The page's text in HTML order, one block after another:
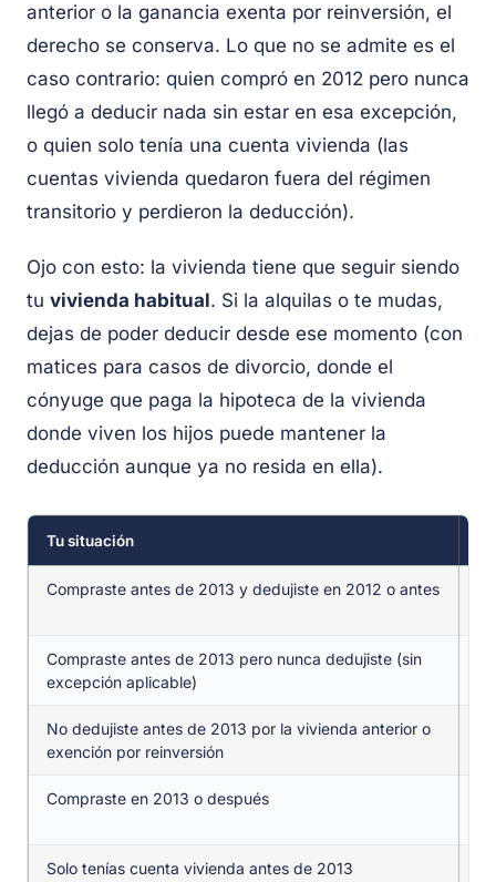
anterior o la ganancia exenta por reinversión, el
derecho se conserva. Lo que no se admite es el
caso contrario: quien compró en 2012 pero nunca
llegó a deducir nada sin estar en esa excepción,
o quien solo tenía una cuenta vivienda (las
cuentas vivienda quedaron fuera del régimen
transitorio y perdieron la deducción).
Ojo con esto: la vivienda tiene que seguir siendo
tu vivienda habitual. Si la alquilas o te mudas,
dejas de poder deducir desde ese momento (con
matices para casos de divorcio, donde el
cónyuge que paga la hipoteca de la vivienda
donde viven los hijos puede mantener la
deducción aunque ya no resida en ella).
Tu situación
Compraste antes de 2013 y dedujiste en 2012 o antes
Compraste antes de 2013 pero nunca dedujiste (sin
excepción aplicable)
No dedujiste antes de 2013 por la vivienda anterior o
exención por reinversión
Compraste en 2013 o después
Solo tenías cuenta vivienda antes de 2013